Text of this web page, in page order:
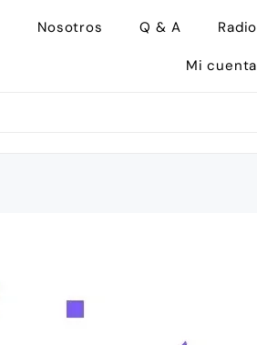
Nosotros Q & A Radio
Mi cuenta